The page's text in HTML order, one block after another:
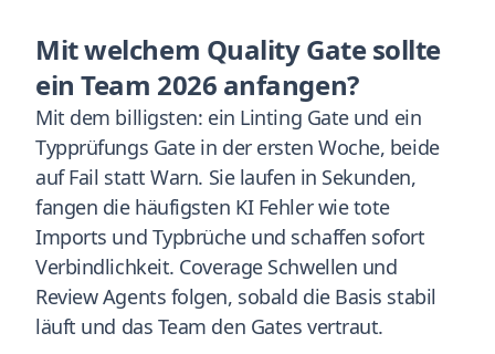
Mit welchem Quality Gate sollte
ein Team 2026 anfangen?
Mit dem billigsten: ein Linting Gate und ein
Typprüfungs Gate in der ersten Woche, beide
auf Fail statt Warn. Sie laufen in Sekunden,
fangen die häufigsten KI Fehler wie tote
Imports und Typbrüche und schaffen sofort
Verbindlichkeit. Coverage Schwellen und
Review Agents folgen, sobald die Basis stabil
läuft und das Team den Gates vertraut.